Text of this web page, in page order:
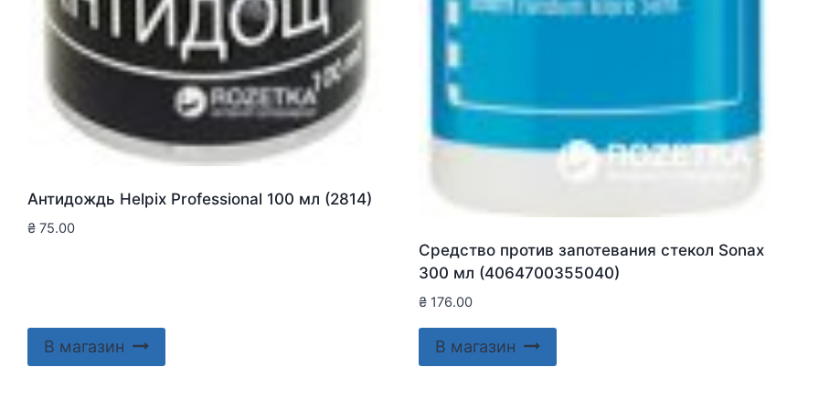
Антидождь Helpix Professional 100 мл (2814)
₴ 75.00
В магазин
Средство против запотевания стекол Sonax
300 мл (4064700355040)
₴176.00
В магазин